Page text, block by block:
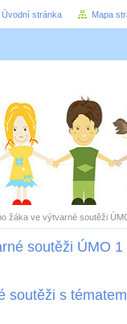
žáka ve výtvarné soutěži
soutěži ÚMO
soutěži s
Úvodní stránka Mapa